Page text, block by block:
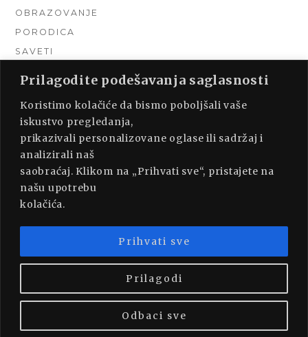
Prilagodite podešavanja saglasnosti
Koristimo kolačiće da bismo poboljšali vaše
iskustvo pregledanja,
prikazivali personalizovane oglase ili sadržaj i
analizirali naš
saobraćaj. Klikom na „Prihvati sve“, pristajete na
našu upotrebu
kolačića.
Prilagodi
Odbaci sve
Prihvati sve
OBRAZOVANJE
PORODICA
SAVETI
TURIZAM
UNCATEGORIZED
URADI SAM
UREĐENJE DOMA
ZDRAVLJE
PROUDLY POWERED BY WORDPRESS |THEME:
MUNSA LITE BY
FOXLAND
BACK TO TOP